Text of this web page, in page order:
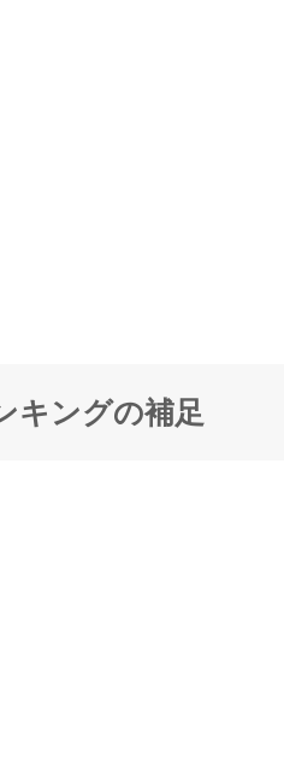
キングの補足